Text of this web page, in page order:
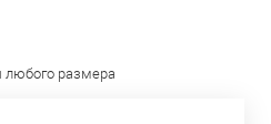
любого размера